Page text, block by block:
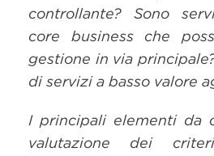
controllante? Sono
core business che
gestione in via
di servizi a basso valore
I principali elementi da
valutazione dei